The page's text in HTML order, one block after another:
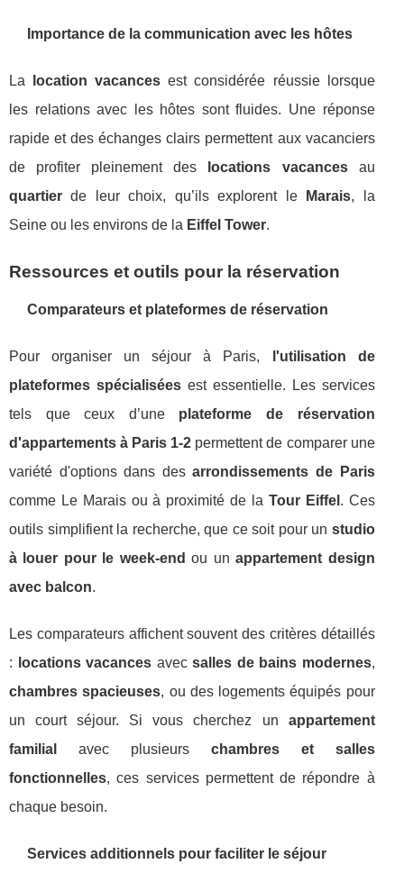
Importance de la communication avec les hôtes
La location vacances est considérée réussie lorsque
les relations avec les hôtes sont fluides. Une réponse
rapide et des échanges clairs permettent aux vacanciers
de profiter pleinement des
locations vacancesau
quartier de leur choix, qu’ils explorent le Marais, la
Seine ou les environs de la Eiffel Tower.
Ressources et outils pour la réservation
Comparateurs et plateformes de réservation
Pour organiser un séjour à Paris,
l'utilisation de
plateformes spécialiséesest essentielle. Les services
tels que ceux d’une plateforme de réservation
d'appartements à Paris 1-2 permettent de comparer une
variété d'options dans desarrondissements de Paris
comme Le Marais ou à proximité de la Tour Eiffel . Ces
outils simplifient la recherche, que ce soit pour un studio
à louer pour le week-end ou unappartement design
avec balcon.
Les comparateurs affichent souvent des critères détaillés
:
locations vacances avecsalles de bains modernes,
chambres spacieuses, ou des logements équipés pour
un court séjour. Si vous cherchez un appartement
familial
avec plusieurs chambres et salles
fonctionnelles, ces services permettent de répondre à
chaque besoin.
Services additionnels pour faciliter le séjour